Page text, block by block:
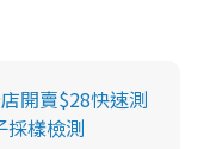
開賣$28快速測
採樣檢測